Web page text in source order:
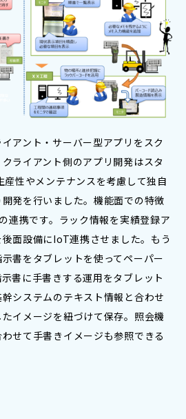
アント・サーバー型アプリをスク
ライアント側のアプリ開発はスタ
産性やメンテナンスを考慮して独自
発を行いました。機能面での特徴
連携です。ラック情報を実績登録ア
面設備にIoT連携させました。もう
書をタブレットを使ってペーパー
書に手書きする運用をタブレット
システムのテキスト情報と合わせ
イメージを紐づけて保存。照会機
せて手書きイメージも参照できる